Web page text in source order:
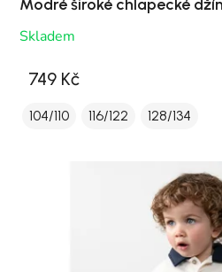
Modré široké chlapecké
Skladem
749 Kč
104/110 116/122 128/134